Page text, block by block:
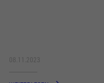
08.11.2023